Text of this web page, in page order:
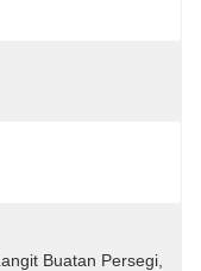
Buatan Persegi